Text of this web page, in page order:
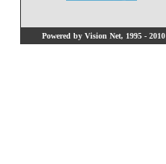
Powered by Vision Net, 1995 - 2010